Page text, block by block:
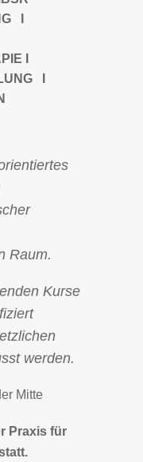
Raum.
Kurse
werden.
Praxis für